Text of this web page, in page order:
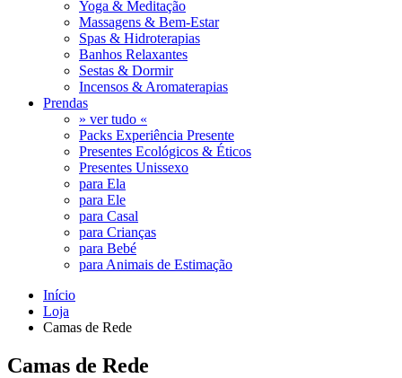
Yoga & Meditação
Massagens & Bem-Estar
Spas & Hidroterapias
Banhos Relaxantes
Sestas & Dormir
Incensos & Aromaterapias
Prendas
» ver tudo «
Packs Experiência Presente
Presentes Ecológicos & Éticos
Presentes Unissexo
para Ela
para Ele
para Casal
para Crianças
para Bebé
para Animais de Estimação
Início
Loja
Camas de Rede
Camas de Rede